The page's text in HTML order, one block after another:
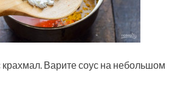
крахмал. Варите соус на небольшом